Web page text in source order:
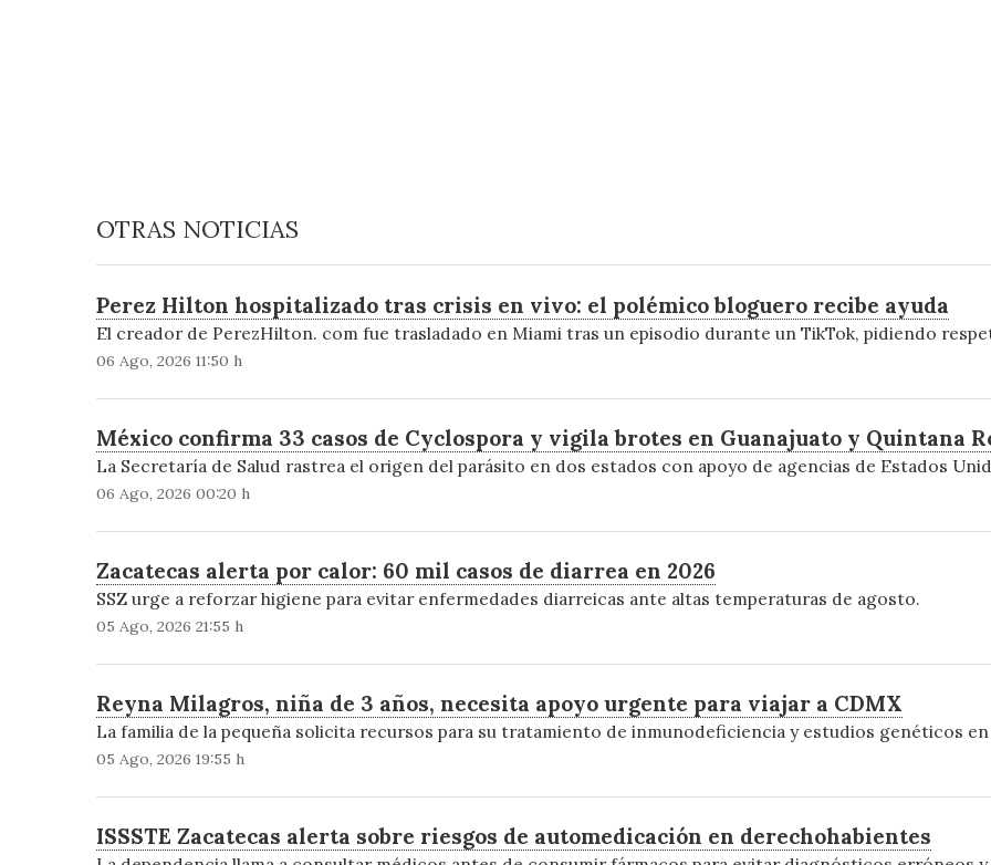
OTRAS NOTICIAS
Perez Hilton hospitalizado tras crisis en vivo: el polémico bloguero recibe ayuda
El creador de PerezHilton. com fue trasladado en Miami tras un episodio durante un TikTok, pidiendo
06 Ago, 2026 11:50 h
México confirma 33 casos de Cyclospora y vigila brotes en Guanajuato y Quintana
La Secretaría de Salud rastrea el origen del parásito en dos estados con apoyo de agencias de Estados
06 Ago, 2026 00:20 h
Zacatecas alerta por calor: 60 mil casos de diarrea en 2026
SSZ urge a reforzar higiene para evitar enfermedades diarreicas ante altas temperaturas de agosto.
05 Ago, 2026 21:55 h
Reyna Milagros, niña de 3 años, necesita apoyo urgente para viajar a CDMX
La familia de la pequeña solicita recursos para su tratamiento de inmunodeficiencia y estudios genéticos en
05 Ago, 2026 19:55 h
ISSSTE Zacatecas alerta sobre riesgos de automedicación en derechohabientes